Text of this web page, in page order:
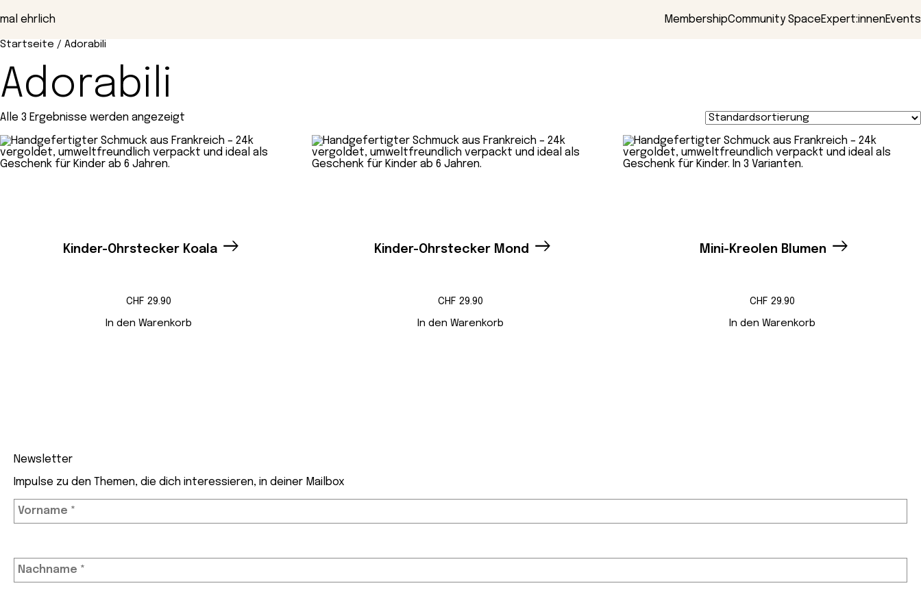
Inhalt
mal ehrlich MembershipCommunity SpaceExpert:innenEvents
Startseite / Adorabili
Adorabili
Alle 3 Ergebnisse werden angezeigt
Kinder-Ohrstecker Koala
CHF 29.90
In den Warenkorb
Kinder-Ohrstecker Mond
CHF 29.90
In den Warenkorb
Mini-Kreolen Blumen
CHF 29.90
In den Warenkorb
Newsletter
Impulse zu den Themen, die dich interessieren, in deiner Mailbox